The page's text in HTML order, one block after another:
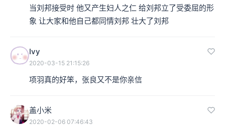
当刘邦接受时 他又产生妇人之仁 给刘邦立了受委屈的形
象 让大家和他自己都同情刘邦 壮大了刘邦
Ivy
2020-03-15 21:15:26
项羽真的好笨，张良又不是你亲信
盖小米
2020-02-06 07:46:43